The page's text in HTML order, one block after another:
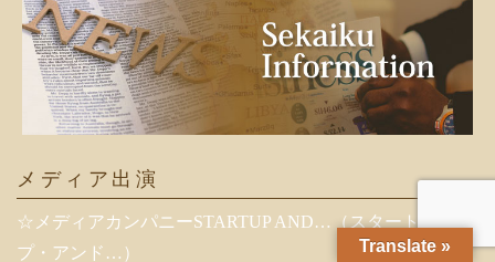
メディア出演
☆メディアカンパニーSTARTUP AND…（スタートアッ
プ・アンド…）
Translate »